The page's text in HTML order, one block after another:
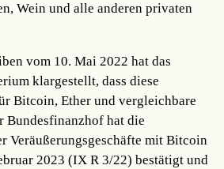
Wein und alle anderen privaten
vom 10. Mai 2022 hat das
klargestellt, dass diese
Bitcoin, Ether und vergleichbare
Bundesfinanzhof hat die
Veräußerungsgeschäfte mit Bitcoin
2023 (IX R 3/22) bestätigt und